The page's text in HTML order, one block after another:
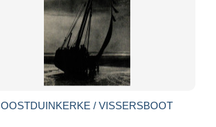
OOSTDUINKERKE / VISSERSBOOT